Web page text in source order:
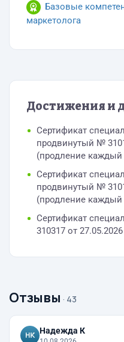
Базовые
маркетолога
Достижения и
Сертификат
продвинутый №
(продление каждый
Сертификат
продвинутый №
(продление каждый
Сертификат
310317 от
Отзывы · 43
Надежда К